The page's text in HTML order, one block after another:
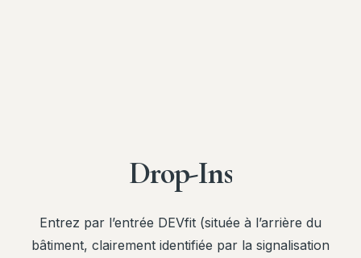
Drop-Ins
Entrez par l’entrée DEVfit (située à l’arrière du
bâtiment, clairement identifiée par la signalisation